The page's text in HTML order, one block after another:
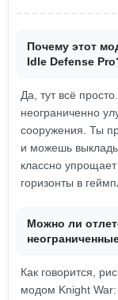
Почему этот
Idle Defense
Да, тут всё
неограниченно
сооружения. Ты
и можешь
классно
горизонты в
Можно ли
Как говорится,
модом Knight